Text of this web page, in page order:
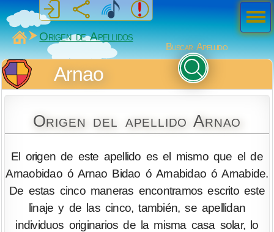
MiSabueso
Origen de Apellidos
Buscar Apellido
Arnao
Origen del apellido Arnao
El origen de este apellido es el mismo que el de
Arnaobidao ó Arnao Bidao ó Arnabidao ó Arnabide.
De estas cinco maneras encontramos escrito este
linaje y de las cinco, también, se apellidan
individuos originarios de la misma casa solar, lo
Men
ú